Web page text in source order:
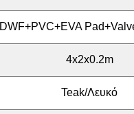
DWF+PVC+EVA
4x2x0.2m
Teak/λευκό